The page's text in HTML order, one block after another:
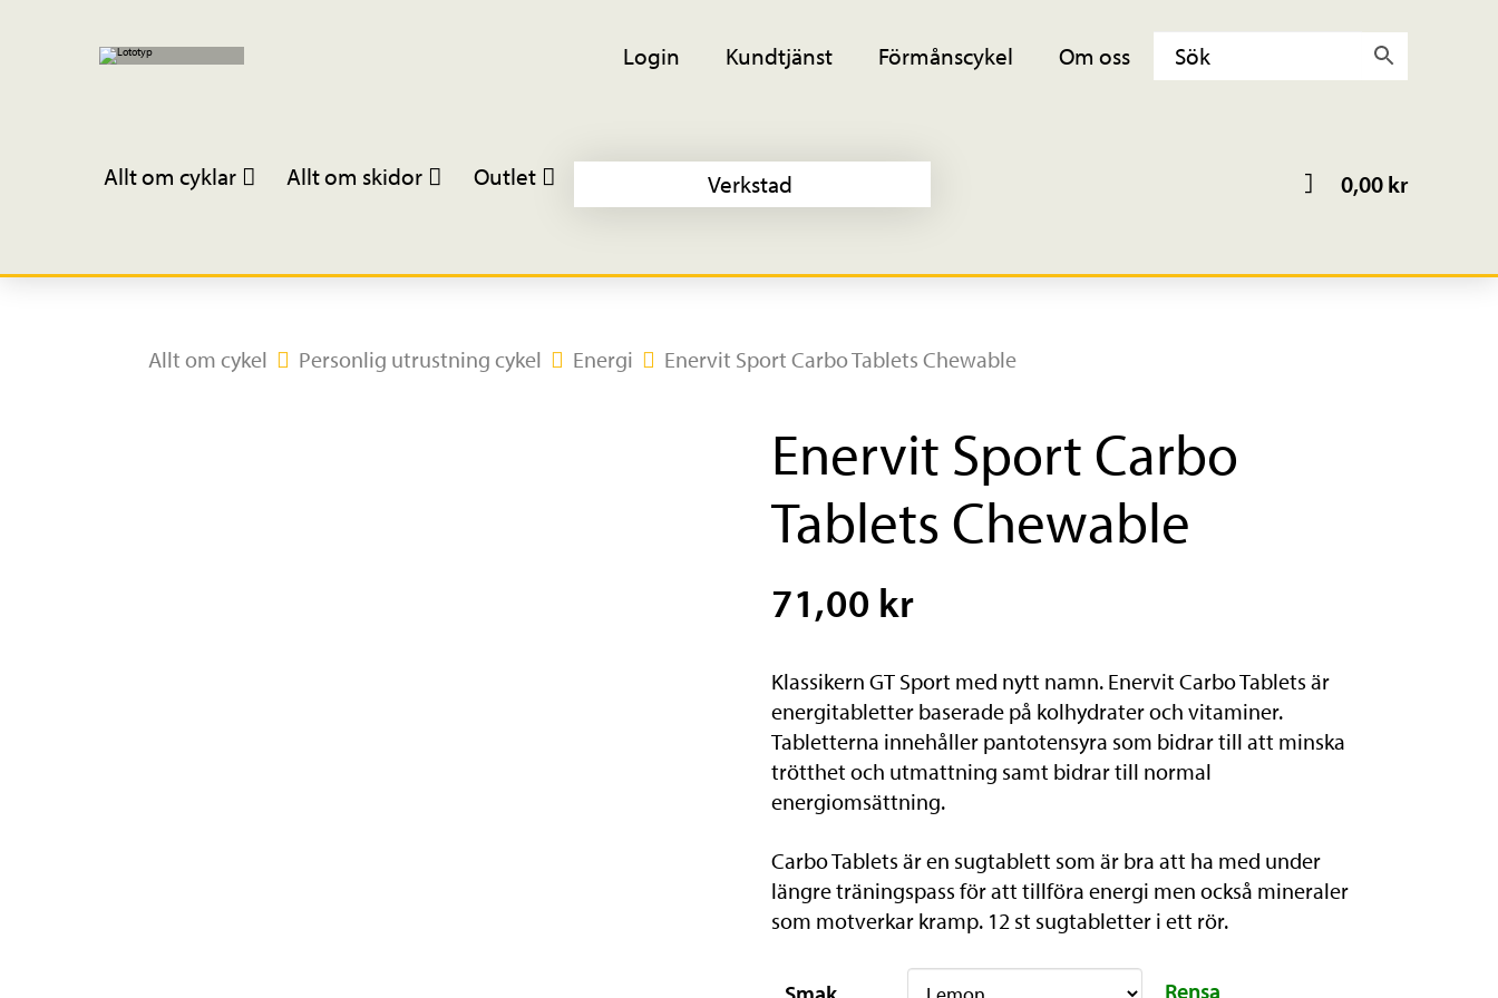
Login Kundtjänst Förmånscykel Om oss
Allt om cyklar Allt om skidor Outlet Verkstad 0,00kr
Allt om cykel Personlig utrustning cykel Energi Enervit Sport Carbo Tablets Chewable
Enervit Sport Carbo
Tablets Chewable
71,00 kr
Klassikern GT Sport med nytt namn. Enervit Carbo Tablets är
energitabletter baserade på kolhydrater och vitaminer.
Tabletterna innehåller pantotensyra som bidrar till att minska
trötthet och utmattning samt bidrar till normal
energiomsättning.
Carbo Tablets är en sugtablett som är bra att ha med under
längre träningspass för att tillföra energi men också mineraler
som motverkar kramp. 12 st sugtabletter i ett rör.
Rensa